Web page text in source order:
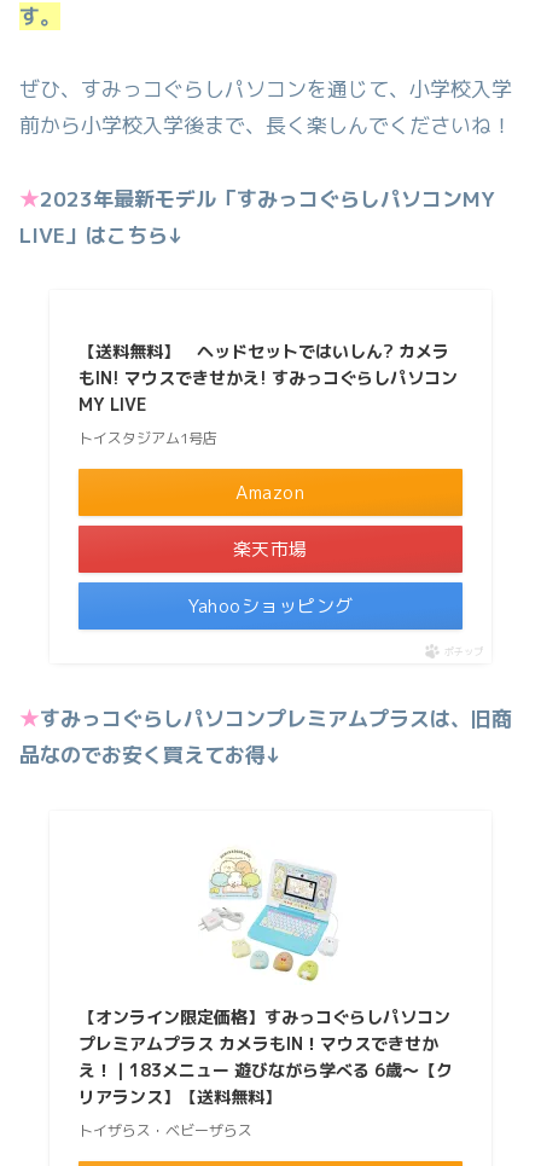
す。
ぜひ、すみっコぐらしパソコンを通じて、小学校入学
前から小学校入学後まで、長く楽しんでくださいね！
★2023年最新モデル「すみっコぐらしパソコンMY
LIVE」はこちら↓
【送料無料】 ヘッドセットではいしん? カメラ
もIN! マウスできせかえ! すみっコぐらしパソコン
MY LIVE
トイスタジアム1号店
Amazon
楽天市場
Yahooショッピング
ポチップ
★すみっコぐらしパソコンプレミアムプラスは、旧商
品なのでお安く買えてお得↓
【オンライン限定価格】すみっコぐらしパソコン
プレミアムプラス カメラもIN！マウスできせか
え！｜183メニュー 遊びながら学べる 6歳〜【ク
リアランス】【送料無料】
トイザらス・ベビーザらス